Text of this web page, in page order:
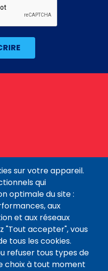
sur votre appareil.
qui
optimale du site :
aux
et aux réseaux
"Tout accepter", vous
tous les cookies.
refuser tous types de
choix à tout moment
NATIONALE
nous